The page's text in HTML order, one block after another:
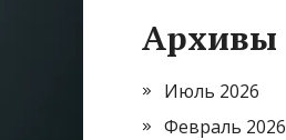
Архивы
Июль 2026
Февраль 2026